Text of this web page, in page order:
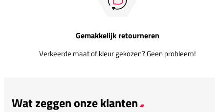
Gemakkelijk retourneren
Verkeerde maat of kleur gekozen? Geen probleem!
Wat zeggen onze klanten